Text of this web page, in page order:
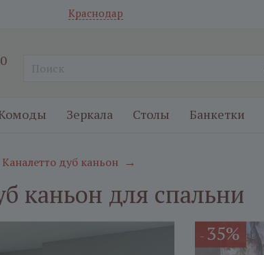
Краснодар
Зеркала Столы Банкетки
Каналетто дуб каньон →
каньон для спальни
- 35%